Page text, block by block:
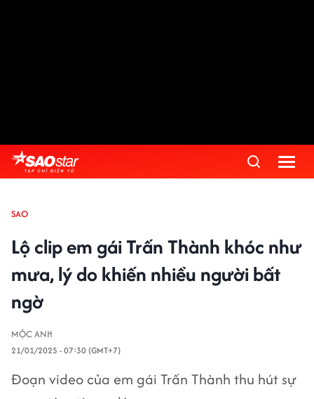
SAO
Lộ clip em gái Trấn Thành khóc như
mưa, lý do khiến nhiều người bất
ngờ
MỘC ANH
21/01/2025 - 07:30 (GMT+7)
Đoạn video của em gái Trấn Thành thu hút sự